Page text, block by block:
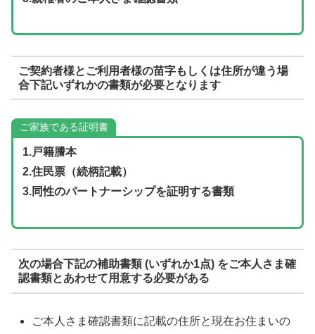
ご契約者様とご利用者様の苗字もしくは住所が違う場
合下記いずれかの書類が必要となります
ご家族である証明書
1.戸籍謄本
2.住民票（続柄記載）
3.同性のパートナーシップを証明する書類
次の場合下記の補助書類 (いずれか1点) をご本人さま確
認書類とあわせて用意する必要がある
ご本人さま確認書類に記載の住所と現在お住まいの